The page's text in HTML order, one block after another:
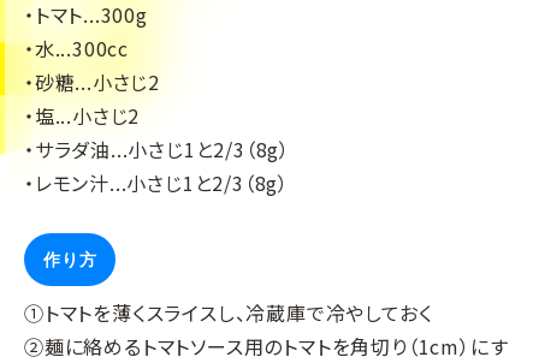
・トマト...300g
・水...300cc
・砂糖...小さじ2
・塩...小さじ2
・サラダ油...小さじ1と2/3（8g）
・レモン汁...小さじ1と2/3（8g）
作り方
①トマトを薄くスライスし、冷蔵庫で冷やしておく
②麺に絡めるトマトソース用のトマトを角切り（1cm）にす